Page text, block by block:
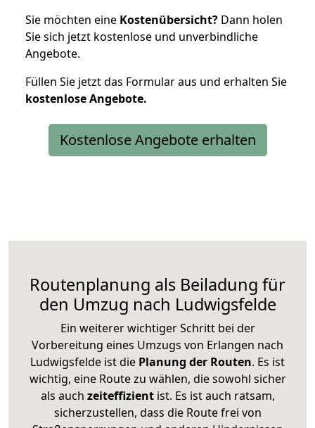
Sie möchten eine Kostenübersicht? Dann holen
Sie sich jetzt kostenlose und unverbindliche
Angebote.
Füllen Sie jetzt das Formular aus und erhalten Sie
kostenloseAngebote.
Kostenlose Angebote erhalten
Routenplanung als Beiladung für
den Umzug nach Ludwigsfelde
Ein weiterer wichtiger Schritt bei der
Vorbereitung eines Umzugs von Erlangen nach
Ludwigsfelde ist die Planung der Routen. Es ist
wichtig, eine Route zu wählen, die sowohl sicher
als auch zeiteffizientist. Es ist auch ratsam,
sicherzustellen, dass die Route frei von